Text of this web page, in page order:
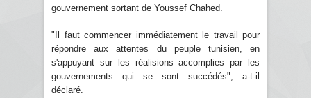
gouvernement sortant de Youssef Chahed.
"Il faut commencer immédiatement le travail pour
répondre aux attentes du peuple tunisien, en
s'appuyant sur les réalisions accomplies par les
gouvernements qui se sont succédés", a-t-il
déclaré.